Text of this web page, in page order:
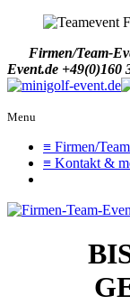
Firmen/Team-
Event.de +49(0)160
Menu
≡ Firmen/
≡ Kontakt &